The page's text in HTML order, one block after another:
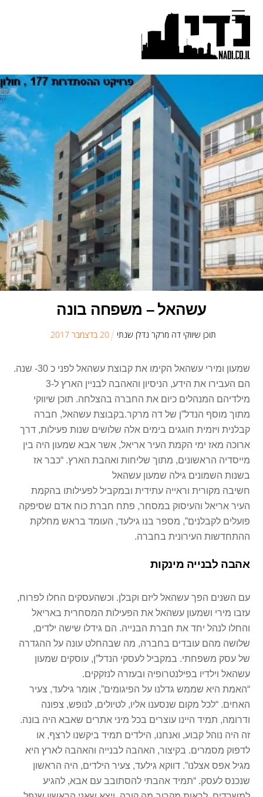
content
Menu
עשהאל – משפחה בונה
תוכן שיווקי דה מרקר נדלן שנתי 20 בדצמבר 2017
שמעון ומירי עשהאל הקימו את קבוצת עשהאל לפני כ 30- שנה.
הם העבירו את הידע, הניסיון והאהבה לבניין הארץ ל-3
מילדיהם המנהלים כיום את החברה בהצלחה. תוכן שיווקי
מתוך מוסף הנדל”ן של דה מרקר.בקבוצת עשהאל, חברה
קבלנית ויזמית חוגגים בימים אלה שלושים שנות פעילות, דרך
ארוכה מאז ימי הקמת העיר אריאל, אשר אבא שמעון היה בין
מייסדיה הראשונים, מתוך שליחות ואהבת הארץ. “כבר אז
בשנות השמונים גילה שמעון עשהאל
חשיבה מקורית וראייה עתידית ובמקביל לפעילותו בהקמת
העיר אריאל והעיסוק במסחר, פתח חברת כוח אדם שסיפקה
פועלים לקבלנים”, מספר בנו גילעד, העומד בראש מחלקת
ההתחדשות העירונית בחברה.
אהבה לבנייה מינקות
עם השנים הפך עשהאל ליזם וקבלן. וכשהעסקים החלו לפרוח,
עזבו מירי ושמעון עשהאל את הפעילות המסחרית באריאל
והחלו לנהל יחד את חברת הבנייה. הם גידלו שישה ילדים,
שלושה מהם עובדים בחברה, מה שבהחלט עונה על ההגדרה
של עסק משפחתי. במקביל לעסקי הנדל”ן, עוסקים שמעון
עשהאל וילדיו בפילנטרופיה ובעזרה לנזקקים.
“האמת היא שממש גדלנו על הפיגומים”, אומר גילעד, צעיר
האחים. “לכל מקום שנסענו אליו, לטיולים, לנופש, צפונה
ודרומה, תמיד היינו עוצרים בכל מיני אתרים שאבא היה בונה.
זה היה נוהל קבוע, ואנחנו, הילדים תמיד ביקשנו לרצף, או
לדפוק מסמרים. בקיצור, האהבה לבנייה והאהבה לארץ היא
מגיל אפס אצלנו”. דווקא גילעד, צעיר הילדים, היה הראשון
שנכנס לעסק. “תמיד אהבתי להסתובב עם אבא, להגיע